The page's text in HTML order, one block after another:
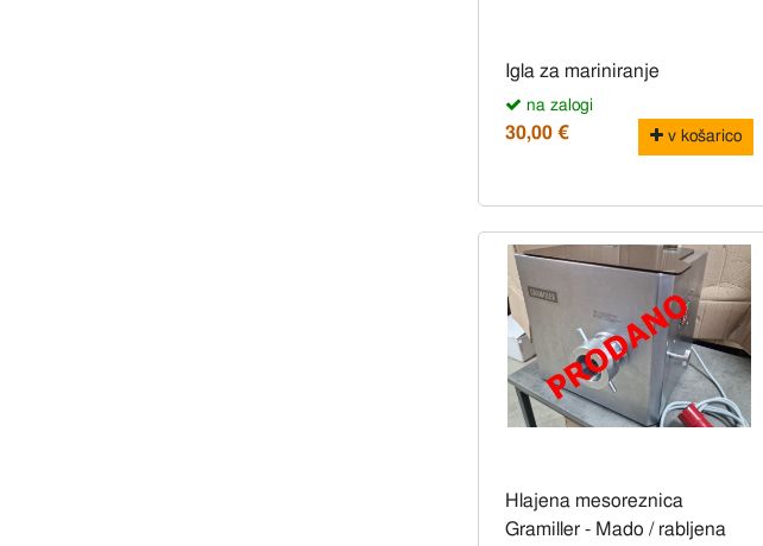
Igla za mariniranje
na zalogi
30,00 € v košarico
Hlajena mesoreznica
Gramiller - Mado / rabljena